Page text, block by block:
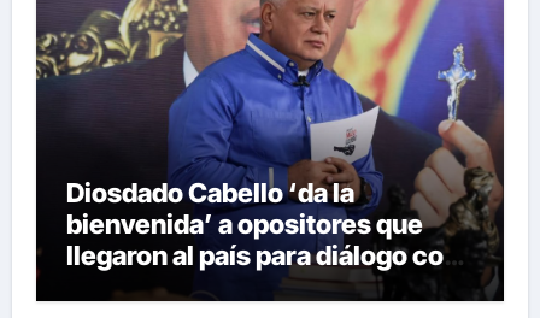
Diosdado Cabello ‘da la
bienvenida’ a opositores que
llegaron al país para diálogo con
el gobierno